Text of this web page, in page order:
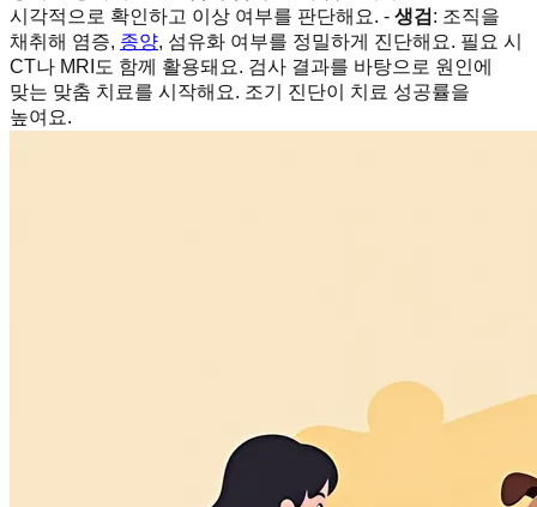
시각적으로 확인하고 이상 여부를 판단해요. - 생검 : 조직을
채취해 염증, 종양, 섬유화 여부를 정밀하게 진단해요. 필요 시
CT나 MRI도 함께 활용돼요. 검사 결과를 바탕으로 원인에
맞는 맞춤 치료를 시작해요. 조기 진단이 치료 성공률을
높여요.